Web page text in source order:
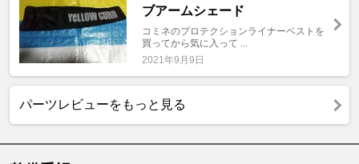
ブアームシェード
コミネのプロテクションライナーベストを
買ってから気に入って ...
2021年9月9日
パーツレビューをもっと見る